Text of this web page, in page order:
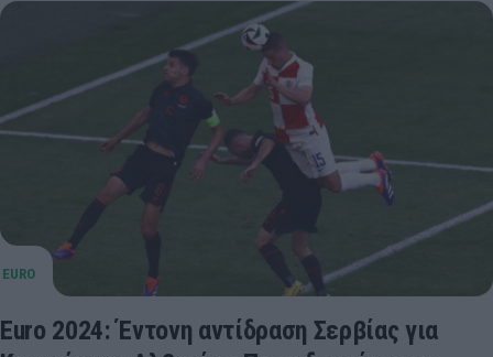
Euro 2024: Έντονη αντίδραση Σερβίας για